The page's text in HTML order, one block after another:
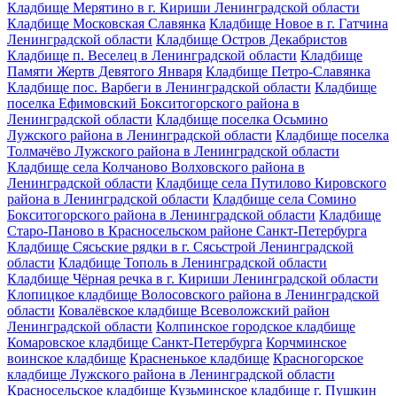
Кладбище Мерятино в г. Кириши Ленинградской области
Кладбище Московская Славянка Кладбище Новое в г. Гатчина
Ленинградской области Кладбище Остров Декабристов
Кладбище п. Веселец в Ленинградской области Кладбище
Памяти Жертв Девятого Января Кладбище Петро-Славянка
Кладбище пос. Варбеги в Ленинградской области Кладбище
поселка Ефимовский Бокситогорского района в
Ленинградской области Кладбище поселка Осьмино
Лужского района в Ленинградской области Кладбище поселка
Толмачёво Лужского района в Ленинградской области
Кладбище села Колчаново Волховского района в
Ленинградской области Кладбище села Путилово Кировского
района в Ленинградской области Кладбище села Сомино
Бокситогорского района в Ленинградской области Кладбище
Старо-Паново в Красносельском районе Санкт-Петербурга
Кладбище Сясьские рядки в г. Сясьстрой Ленинградской
области Кладбище Тополь в Ленинградской области
Кладбище Чёрная речка в г. Кириши Ленинградской области
Клопицкое кладбище Волосовского района в Ленинградской
области Ковалёвское кладбище Всеволожский район
Ленинградской области Колпинское городское кладбище
Комаровское кладбище Санкт-Петербурга Корчминское
воинское кладбище Красненькое кладбище Красногорское
кладбище Лужского района в Ленинградской области
Красносельское кладбище Кузьминское кладбище г. Пушкин